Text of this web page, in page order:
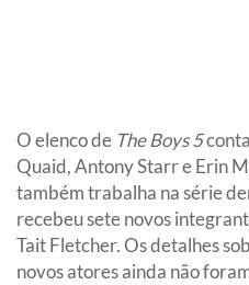
O elenco de The Boys 5
Quaid, Antony Starr e Erin
também trabalha na série
recebeu sete novos
Tait Fletcher. Os detalhes
novos atores ainda não